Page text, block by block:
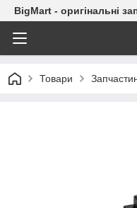
BigMart - оригінальні
Товари